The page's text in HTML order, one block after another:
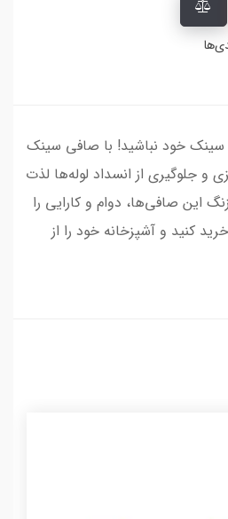
سینک خود نباشید! با صافی سینک
از تمیزی و جلوگیری از انسداد لوله‌ها لذت
این صافی‌ها، دوام و کارایی را
کنید و آشپزخانه خود را از